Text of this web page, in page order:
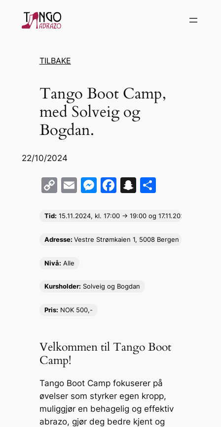
Hopp
TILBAKE
Tango Boot Camp,
med Solveig og
Bogdan.
22/10/2024
C
p
Li
n
k
E
ai
l
M
s
s
e
g
er
F
c
e
b
o
k
S
a
p
c
at
S
ar
e
Tid: 15.11.2024, kl. 17:00 -> 19:00 og 17.11.2024, kl. 14:30
Adresse: Vestre Strømkaien 1, 5008 Bergen
Nivå: Alle
Kursholder: Solveig og Bogdan
Pris: NOK 500,-
Velkommen til Tango Boot
Camp!
Tango Boot Camp fokuserer på
øvelser som styrker egen kropp,
muliggjør en behagelig og effektiv
abrazo, gjør deg bedre kjent og